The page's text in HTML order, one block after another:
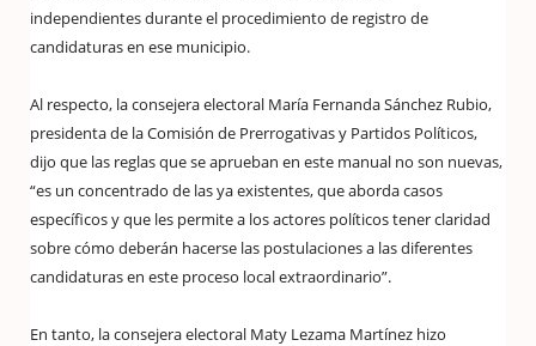
independientes durante el procedimiento de registro de
candidaturas en ese municipio.
Al respecto, la consejera electoral María Fernanda Sánchez Rubio,
presidenta de la Comisión de Prerrogativas y Partidos Políticos,
dijo que las reglas que se aprueban en este manual no son nuevas,
“es un concentrado de las ya existentes, que aborda casos
específicos y que les permite a los actores políticos tener claridad
sobre cómo deberán hacerse las postulaciones a las diferentes
candidaturas en este proceso local extraordinario”.
En tanto, la consejera electoral Maty Lezama Martínez hizo